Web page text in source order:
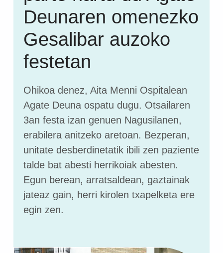
Deunaren omenezko
Gesalibar auzoko
festetan
Ohikoa denez, Aita Menni Ospitalean
Agate Deuna ospatu dugu. Otsailaren
3an festa izan genuen Nagusilanen,
erabilera anitzeko aretoan. Bezperan,
unitate desberdinetatik ibili zen paziente
talde bat abesti herrikoiak abesten.
Egun berean, arratsaldean, gaztainak
jateaz gain, herri kirolen txapelketa ere
egin zen.